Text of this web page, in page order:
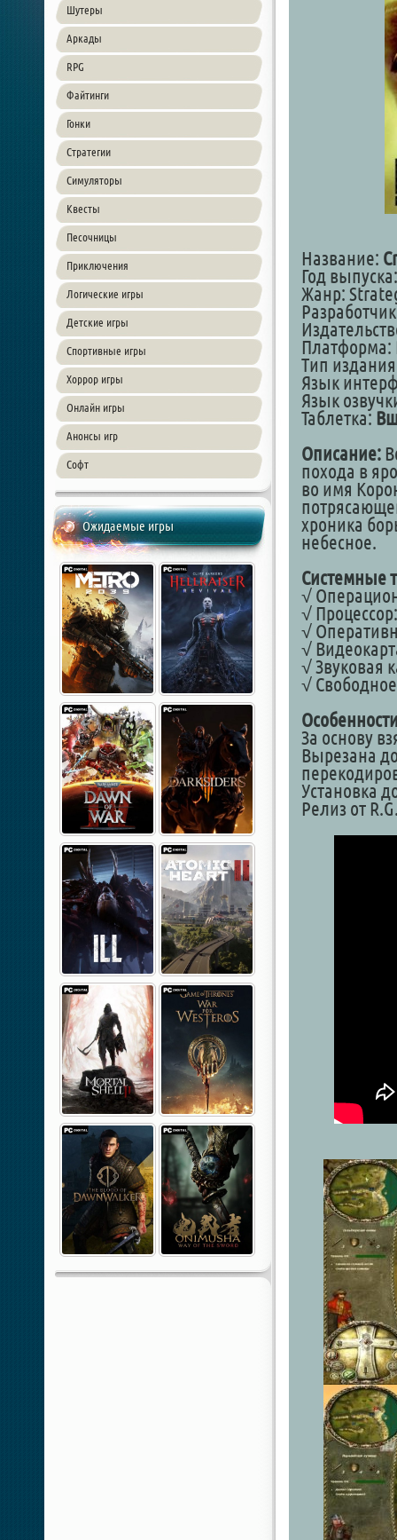
Шутеры
Аркады
RPG
Файтинги
Гонки
Стратегии
Симуляторы
Квесты
Песочницы
Приключения
Логические игры
Детские игры
Спортивные игры
Хоррор игры
Онлайн игры
Анонсы игр
Софт
Ожидаемые игры
Название:
Год
Жанр:
Платформа:
Тип
Язык
Язык
Таблетка:
Описание:
похода в
во имя
хроника
небесное.
Системные
√
√
√
√
√ Звуковая
√
За основу
Вырезана
Установка
Релиз от